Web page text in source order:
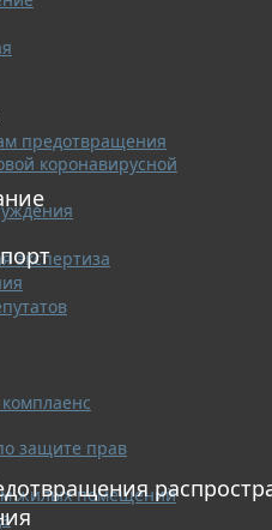
предотвращения
коронавирусной
экспертиза
защите прав
жилых помещений